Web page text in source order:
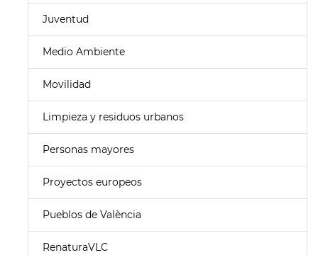
Juventud
Medio Ambiente
Movilidad
Limpieza y residuos urbanos
Personas mayores
Proyectos europeos
Pueblos de València
RenaturaVLC